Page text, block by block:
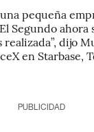
pequeña
Segundo ahora
realizada”, dijo
en Starbase,
PUBLICIDAD